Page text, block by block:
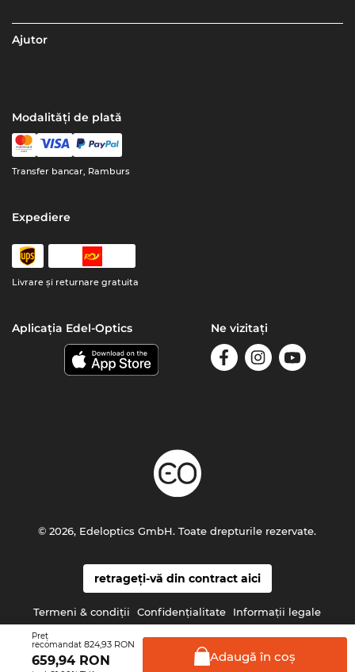
Preţ
recomandat 824,93 RON
659,94 RON Adaugă în coş
Ajutor
Modalități de plată
Transfer bancar, Ramburs
Expediere
Livrare şi returnare gratuita
Aplicația Edel-Optics Ne vizitați
retrageți-vă din contract aici
Termeni & condiţii Confidenţialitate Informaţii legale
© 2026, Edeloptics GmbH. Toate drepturile rezervate.